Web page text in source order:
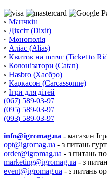
◦ Манчкін
◦ Діксіт (Dixit)
◦ Монополія
◦ Аліас (Alias)
◦ Квиток на потяг (Ticket to
◦ Колонізатори (Catan)
◦ Hasbro (Хасбро)
◦ Каркасон (Carcassonne)
◦ Ігри для дітей
(067) 589-03-97
(095) 589-03-97
(093) 589-03-97
info@igromag.ua - магазин
opt@igromag.ua - з питань
order@igromag.ua - з питань
marketing@igromag.ua - з
event@igromag.ua - з питань